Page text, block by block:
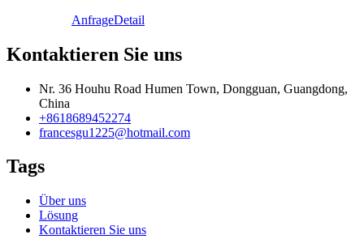
AnfrageDetail
Kontaktieren Sie uns
Nr. 36 Houhu Road Humen Town, Dongguan, Guangdong,
China
+8618689452274
francesgu1225@hotmail.com
Tags
Über uns
Lösung
Kontaktieren Sie uns